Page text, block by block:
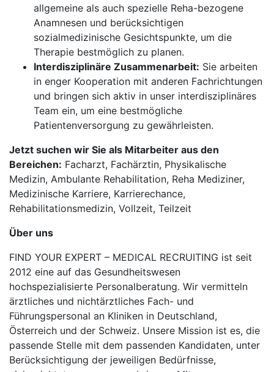
allgemeine als auch spezielle Reha-bezogene
Anamnesen und berücksichtigen
sozialmedizinische Gesichtspunkte, um die
Therapie bestmöglich zu planen.
Interdisziplinäre Zusammenarbeit: Sie arbeiten
in enger Kooperation mit anderen Fachrichtungen
und bringen sich aktiv in unser interdisziplinäres
Team ein, um eine bestmögliche
Patientenversorgung zu gewährleisten.
Jetzt suchen wir Sie als Mitarbeiter aus den
Bereichen: Facharzt, Fachärztin, Physikalische
Medizin, Ambulante Rehabilitation, Reha Mediziner,
Medizinische Karriere, Karrierechance,
Rehabilitationsmedizin, Vollzeit, Teilzeit
Über uns
FIND YOUR EXPERT – MEDICAL RECRUITING ist seit
2012 eine auf das Gesundheitswesen
hochspezialisierte Personalberatung. Wir vermitteln
ärztliches und nichtärztliches Fach- und
Führungspersonal an Kliniken in Deutschland,
Österreich und der Schweiz. Unsere Mission ist es, die
passende Stelle mit dem passenden Kandidaten, unter
Berücksichtigung der jeweiligen Bedürfnisse,